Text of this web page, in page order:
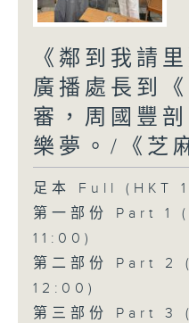
《鄰到我請
廣播處長到
審，周國豐
樂夢。/《芝
足本 Full (HKT
第一部份 Part 1
11:00)
第二部份 Part 2
12:00)
第三部份 Part 3